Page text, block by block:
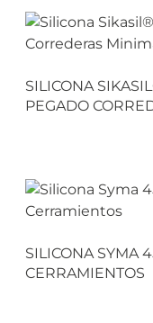
SILICONA
PEGADO
SILICONA SYMA
CERRAMIENTOS